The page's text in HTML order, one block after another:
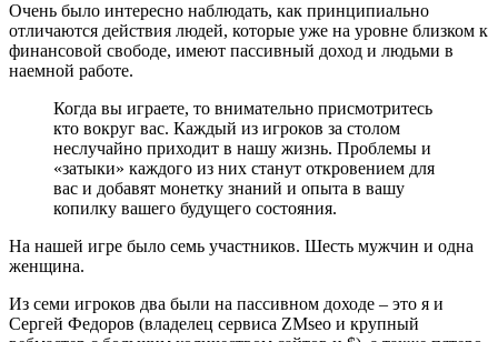
Очень было интересно наблюдать, как принципиально
отличаются действия людей, которые уже на уровне близком к
финансовой свободе, имеют пассивный доход и людьми в
наемной работе.
Когда вы играете, то внимательно присмотритесь
кто вокруг вас. Каждый из игроков за столом
неслучайно приходит в нашу жизнь. Проблемы и
«затыки» каждого из них станут откровением для
вас и добавят монетку знаний и опыта в вашу
копилку вашего будущего состояния.
На нашей игре было семь участников. Шесть мужчин и одна
женщина.
Из семи игроков два были на пассивном доходе – это я и
Сергей Федоров (владелец сервиса ZMseo и крупный